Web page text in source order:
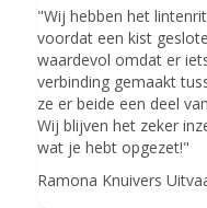
"Wij hebben het
voordat een kist
waardevol omdat er
verbinding gemaakt
ze er beide een deel
Wij blijven het zeker
wat je hebt opgezet!"
Ramona Knuivers